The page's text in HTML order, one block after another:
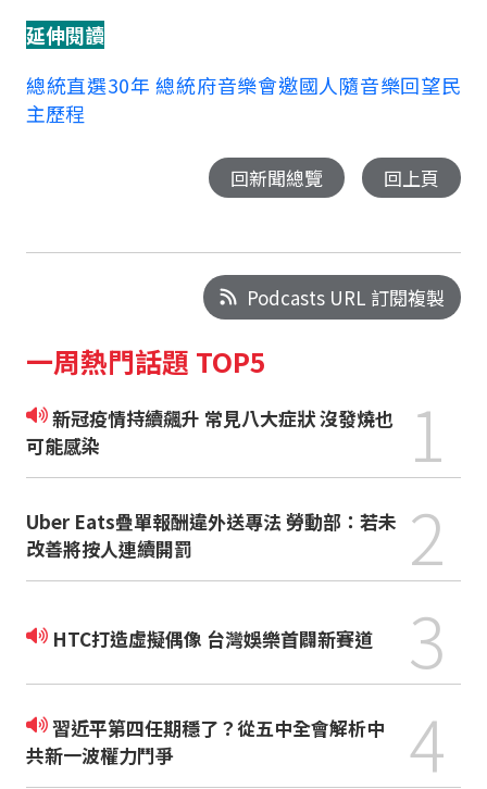
延伸閱讀
總統直選30年 總統府音樂會邀國人隨音樂回望民
主歷程
回新聞總覽 回上頁
Podcasts URL 訂閱複製
一周熱門話題 TOP5
新冠疫情持續飆升 常見八大症狀 沒發燒也
可能感染
1
Uber Eats疊單報酬違外送專法 勞動部：若未
改善將按人連續開罰
2
HTC打造虛擬偶像 台灣娛樂首闢新賽道 3
習近平第四任期穩了？從五中全會解析中
共新一波權力鬥爭
4